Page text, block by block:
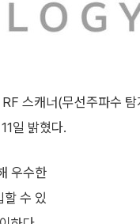
스캐너(무선주파수 탐
일 밝혔다.
우수한
할 수 있